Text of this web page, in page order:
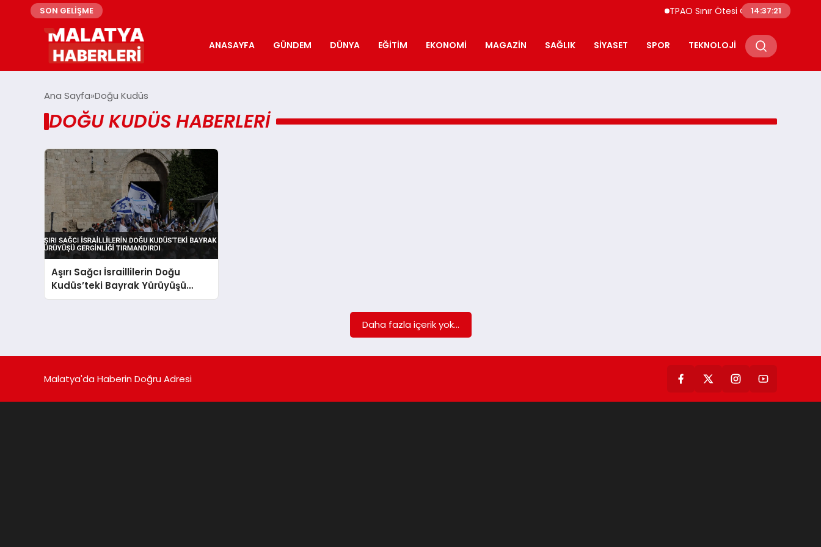
SON GELİŞME TPAO Sınır Ötesi Ortaklıklarını
14:37:21
ANASAYFA GÜNDEM DÜNYA EĞITIM EKONOMI MAGAZIN SAĞLIK SIYASET SPOR TEKNOLOJI
Ana Sayfa Doğu Kudüs
DOĞU KUDÜS HABERLERI
Aşırı Sağcı İsraillilerin Doğu
Kudüs’teki Bayrak Yürüyüşü
Gerginliği Tırmandırdı
Daha fazla içerik yok...
Malatya'da Haberin Doğru Adresi